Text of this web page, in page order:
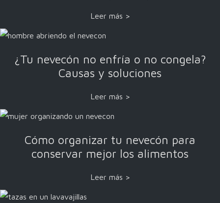
Leer más >
¿Tu nevecón no enfría o no congela?
Causas y soluciones
Leer más >
Cómo organizar tu nevecón para
conservar mejor los alimentos
Leer más >